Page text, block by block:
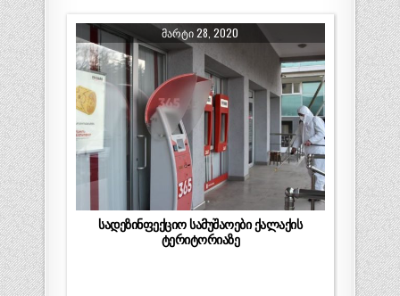
ᲛᲐᲠᲢᲘ 28, 2020
სადეზინფექციო სამუშაოები ქალაქის
ტერიტორიაზე